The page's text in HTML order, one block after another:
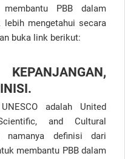
PBB dalam
lebih mengetahui secara
buka link berikut:
adalah United
and Cultural
namanya definisi dari
membantu PBB dalam